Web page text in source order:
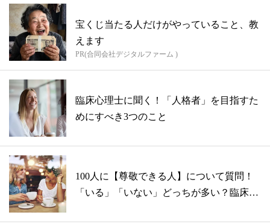
宝くじ当たる人だけがやっていること、教
えます
PR(合同会社デジタルファーム )
臨床心理士に聞く！「人格者」を目指すた
めにすべき3つのこと
100人に【尊敬できる人】について質問！
「いる」「いない」どっちが多い？臨床心